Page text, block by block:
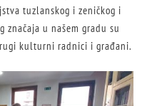
tuzlanskog i zeničkog i
u našem gradu su
kulturni radnici i građani.